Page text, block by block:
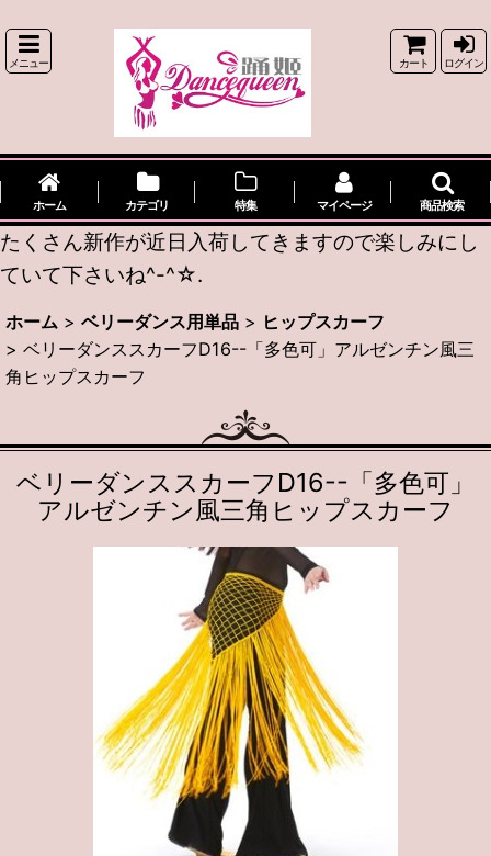
メニュー カート ログイン
ホーム カテゴリ 特集 マイページ 商品検索
たくさん新作が近日入荷してきますので楽しみにし
ていて下さいね^-^☆.
ホーム > ベリーダンス用単品 > ヒップスカーフ
> ベリーダンススカーフD16--「多色可」アルゼンチン風三
角ヒップスカーフ
ベリーダンススカーフD16--「多色可」
アルゼンチン風三角ヒップスカーフ